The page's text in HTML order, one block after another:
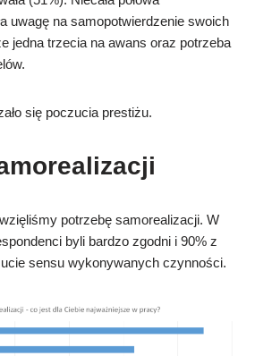
uwagę na samopotwierdzenie swoich
jedna trzecia na awans oraz potrzeba
się poczucia prestiżu.
potrzebę samorealizacji. W
byli bardzo zgodni i 90% z
sensu wykonywanych czynności.